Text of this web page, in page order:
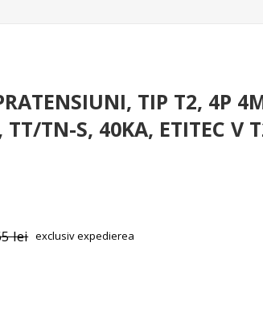
TIP T2, 4P
TT/TN-S, 40KA, ETITEC V
lei exclusivexpedierea